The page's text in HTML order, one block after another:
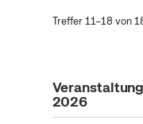
Treffer 11–18 von
2026